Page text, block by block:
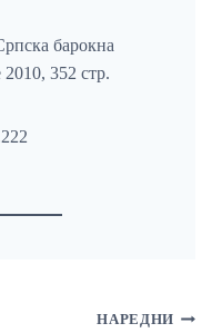
барокна
352 стр.
НАРЕДНИ